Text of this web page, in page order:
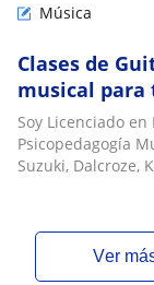
Música
Clases de
musical para
años
Soy Licenciado
Psicopedagogía
Suzuki, Dalcroze,
ver